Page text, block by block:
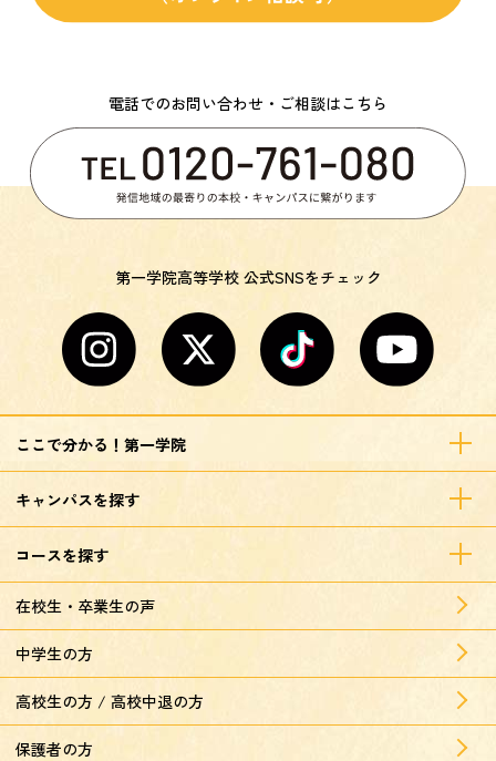
電話でのお問い合わせ・ご相談はこちら
第一学院高等学校 公式SNSをチェック
ここで分かる！第一学院
キャンパスを探す
コースを探す
在校生・卒業生の声
中学生の方
高校生の方 / 高校中退の方
保護者の方